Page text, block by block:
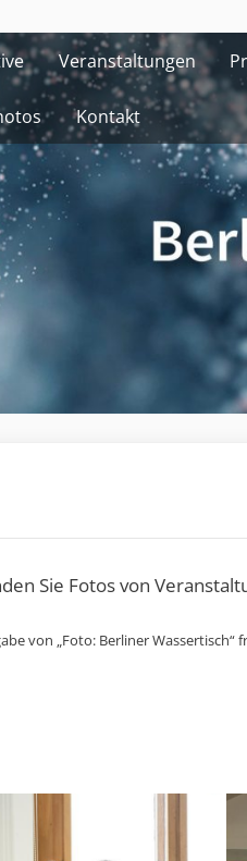
Veranstaltungen
Kontakt
Sie Fotos von
von „Foto: Berliner Wassertisch“